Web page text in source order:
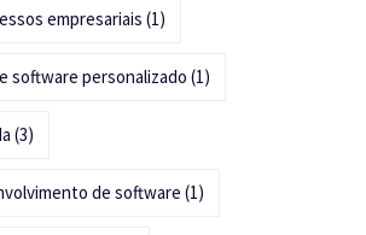
empresariais (1)
software personalizado (1)
(3)
de software (1)